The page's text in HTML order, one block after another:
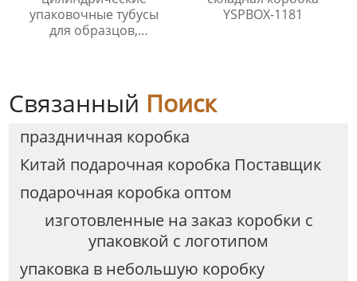
упаковочные тубусы
для образцов,
YSPBOX-1181
Связанный Поиск
праздничная коробка
Китай подарочная коробка Поставщик
подарочная коробка оптом
изготовленные на заказ коробки с
упаковкой с логотипом
упаковка в небольшую коробку